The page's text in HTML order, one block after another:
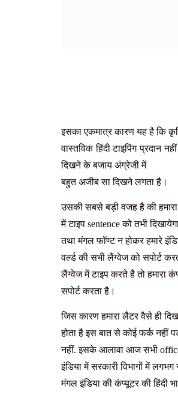
इसका एकमात्र कारण यह है कि
वास्तविक हिंदी टाइपिंग प्रदान
दिखने के बजाय अंग्रेजी में
बहुत अजीब सा दिखने लगता है।
उसकी सबसे बड़ी वजह है की
में टाइप sentence को तभी
तथा मंगल फॉण्ट न होकर हमारे
वर्ल्ड की सभी लैंग्वेज को सपोर्ट
लैंग्वेज में टाइप करते है तो हमारा
सपोर्ट करता है।
जिस कारण हमारा लैटर वैसे ही
होता है इस बात से कोई फर्क नहीं
नहीं. इसके आलावा आज सभी
इंडिया में सरकारी विभागों में लगभग
मंगल इंडिया की कंप्यूटर की हिंदी